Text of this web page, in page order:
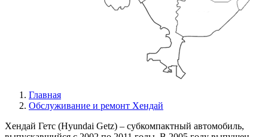
Главная
Обслуживание и ремонт Хендай
Хендай Гетс (Hyundai Getz) – субкомпактный автомобиль,